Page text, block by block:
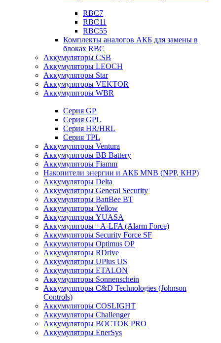
RBC7
RBC11
RBC55
Комплекты аналогов АКБ для замены в
блоках RBC
Аккумуляторы CSB
Аккумуляторы LEOCH
Аккумуляторы Star
Аккумуляторы VEKTOR
Аккумуляторы WBR
Cерия GP
Серия GPL
Серия HR/HRL
Серия TPL
Аккумуляторы Ventura
Аккумуляторы BB Battery
Аккумуляторы Fiamm
Накопители энергии и АКБ MNB (NPP, КНР)
Аккумуляторы Delta
Аккумуляторы General Security
Аккумуляторы BattBee BT
Аккумуляторы Yellow
Аккумуляторы YUASA
Аккумуляторы +A-LFA (Alarm Force)
Аккумуляторы Security Force SF
Аккумуляторы Optimus OP
Аккумуляторы RDrive
Аккумуляторы UPlus US
Аккумуляторы ETALON
Аккумуляторы Sonnenschein
Аккумуляторы С&D Technologies (Johnson
Controls)
Аккумуляторы COSLIGHT
Аккумуляторы Challenger
Аккумуляторы ВОСТОК PRO
Аккумуляторы EnerSys